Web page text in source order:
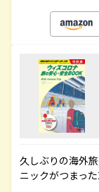
久しぶりの海外
ニックがつまっ